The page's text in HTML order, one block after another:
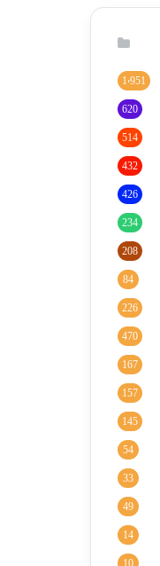
1٬951
620
514
432
426
234
208
84
226
470
167
157
145
54
33
49
14